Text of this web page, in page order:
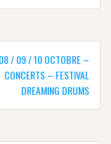
/ 09 / 10 OCTOBRE –
CONCERTS – FESTIVAL
DREAMING DRUMS